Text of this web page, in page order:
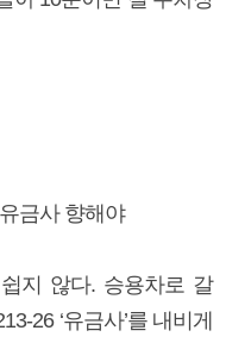
금사 향해야
지 않다. 승용차로 갈
26 ‘유금사’를 내비게